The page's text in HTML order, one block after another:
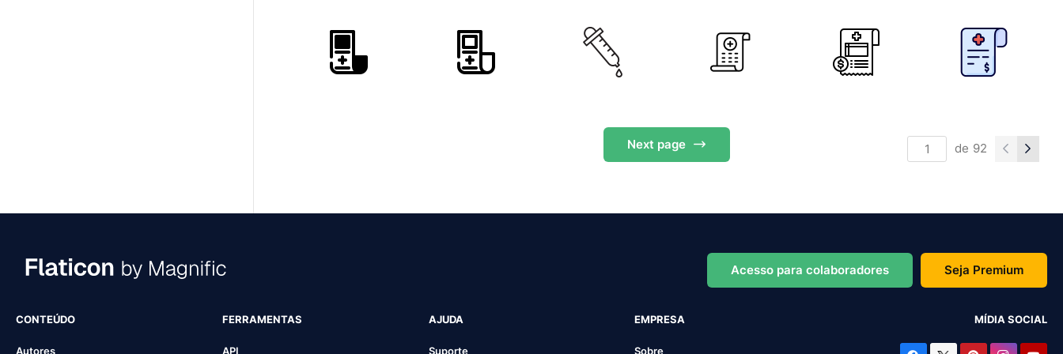
Next page de 92
Acesso para colaboradores Seja Premium
CONTEÚDO
Autores
FERRAMENTAS
API
AJUDA
Suporte
EMPRESA
Sobre
MÍDIA SOCIAL